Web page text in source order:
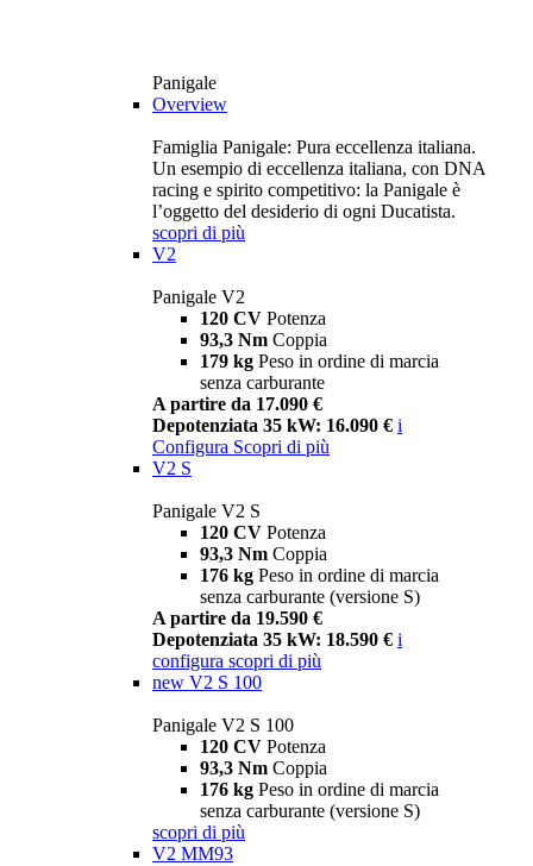
Panigale
Overview
Famiglia Panigale: Pura eccellenza italiana.
Un esempio di eccellenza italiana, con DNA
racing e spirito competitivo: la Panigale è
l’oggetto del desiderio di ogni Ducatista.
scopri di più
V2
Panigale V2
120 CV Potenza
93,3 Nm Coppia
179 kg Peso in ordine di marcia
senza carburante
A partire da 17.090 €
Depotenziata 35 kW: 16.090 € i
Configura Scopri di più
V2 S
Panigale V2 S
120 CV Potenza
93,3 Nm Coppia
176 kg Peso in ordine di marcia
senza carburante (versione S)
A partire da 19.590 €
Depotenziata 35 kW: 18.590 € i
configura scopri di più
new V2 S 100
Panigale V2 S 100
120 CV Potenza
93,3 Nm Coppia
176 kg Peso in ordine di marcia
senza carburante (versione S)
scopri di più
V2 MM93